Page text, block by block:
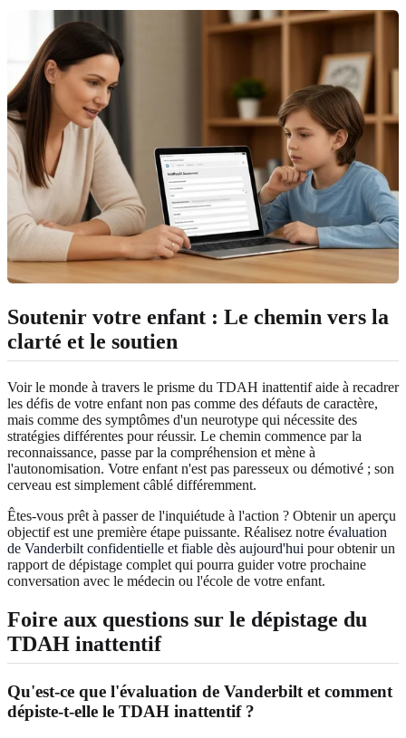
Soutenir votre enfant : Le chemin vers la
clarté et le soutien
Voir le monde à travers le prisme du TDAH inattentif aide à recadrer
les défis de votre enfant non pas comme des défauts de caractère,
mais comme des symptômes d'un neurotype qui nécessite des
stratégies différentes pour réussir. Le chemin commence par la
reconnaissance, passe par la compréhension et mène à
l'autonomisation. Votre enfant n'est pas paresseux ou démotivé ; son
cerveau est simplement câblé différemment.
Êtes-vous prêt à passer de l'inquiétude à l'action ? Obtenir un aperçu
objectif est une première étape puissante. Réalisez notre évaluation
de Vanderbilt confidentielle et fiable dès aujourd'hui pour obtenir un
rapport de dépistage complet qui pourra guider votre prochaine
conversation avec le médecin ou l'école de votre enfant.
Foire aux questions sur le dépistage du
TDAH inattentif
Qu'est-ce que l'évaluation de Vanderbilt et comment
dépiste-t-elle le TDAH inattentif ?